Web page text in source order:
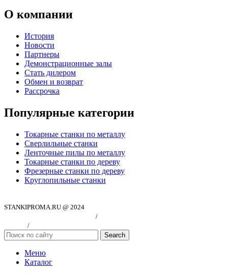
О компании
История
Новости
Партнеры
Демонстрационные залы
Стать дилером
Обмен и возврат
Рассрочка
Популярные категории
Токарные станки по металлу
Сверлильные станки
Ленточные пилы по металлу
Токарные станки по дереву
Фрезерные станки по дереву
Круглопильные станки
STANKIPROMA.RU @ 2024
/
/
Search
Меню
Каталог